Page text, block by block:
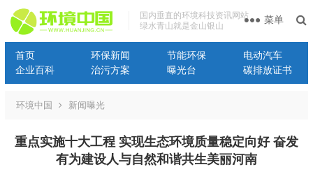
国内垂直的环境科技资讯网站
绿水青山就是金山银山
首页 环保新闻 节能环保
电动汽车
企业百科
治污方案 曝光台 碳排放证书
菜单
环境中国 新闻曝光
重点实施十大工程 实现生态环境质量稳定向好 奋发
有为建设人与自然和谐共生美丽河南